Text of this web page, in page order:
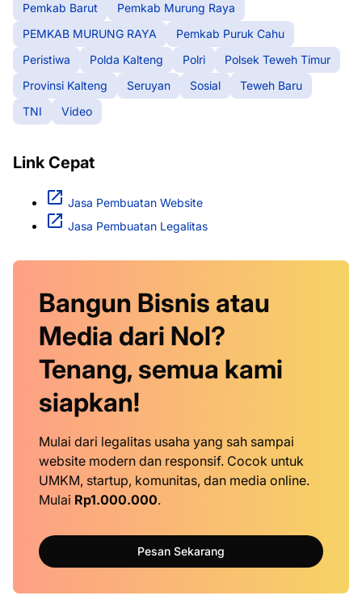
Pemkab Barut
Pemkab Murung Raya
PEMKAB MURUNG RAYA
Pemkab Puruk Cahu
Peristiwa
Polda Kalteng Polri
Polsek Teweh Timur
Provinsi Kalteng
Seruyan Sosial
Teweh Baru
TNI
Video
Link Cepat
Jasa Pembuatan Website
Jasa Pembuatan Legalitas
Bangun Bisnis atau
Media dari Nol?
Tenang, semua kami
siapkan!
Mulai dari legalitas usaha yang sah sampai
website modern dan responsif. Cocok untuk
UMKM, startup, komunitas, dan media online.
Mulai Rp1.000.000.
Pesan Sekarang